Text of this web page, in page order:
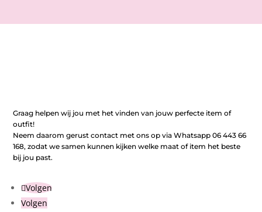
Graag helpen wij jou met het vinden van jouw perfecte item of
outfit!
Neem daarom gerust contact met ons op via Whatsapp 06 443 66
168, zodat we samen kunnen kijken welke maat of item het beste
bij jou past.
Volgen
Volgen